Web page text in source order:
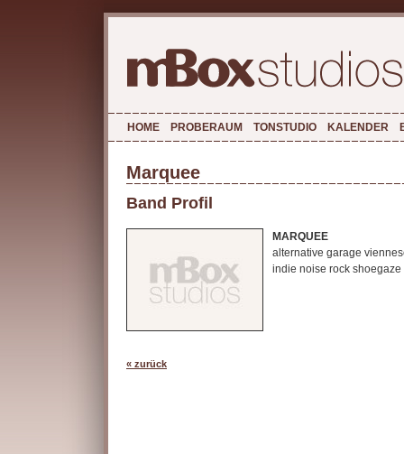
HOME PROBERAUM TONSTUDIO KALENDER
Marquee
Band Profil
MARQUEE
alternative garage
indie noise rock shoegaze
« zurück